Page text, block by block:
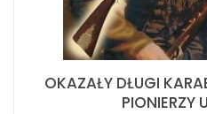
OKAZAŁY DŁUGI
PIONIERZY